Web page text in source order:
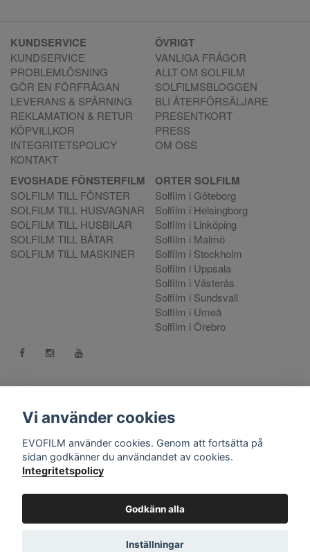
KUNDSERVICE
KUNDSERVICE
PROBLEMLÖSNING
GÖR EN FÖRFRÅGAN
LEVERANS & SPÅRNING
REKLAMATION & RETUR
KÖPVILLKOR
INTEGRITETSPOLICY
KONTAKT
ÖVRIGT
VANLIGA FRÅGOR
ALLT OM SOLFILM
SOLFILMSBLOGGEN
BLI ÅTERFÖRSÄLJARE
PRESENTKORT
PRESS
OM OSS
EVOSHADE FÖNSTERFILM
SOLFILM TILL FÖNSTER
SOLFILM TILL HUSVAGNAR
SOLFILM TILL HUSBILAR
SOLFILM TILL BÅTAR
SOLFILM TILL MASKINER
ORTER SOLFILM
Solfilm i Göteborg
Solfilm i Helsingborg
Solfilm i Linköping
Solfilm i Malmö
Solfilm i Stockholm
Solfilm i Uppsala
Solfilm i Västerås
Solfilm i Sundsvall
Solfilm i Umeå
Solfilm i Örebro
Kontakt:mejla oss. Vill du göra en reklamation använd vår
556808-9659 EVO International AB, Norra Ljunggatan 16, 252
28 Helsingborg.
© Copyright 2026 EVOFILM Sverige. EVOFILM® EVOGEL®
and EVOBRITE® are registered trademarks. All violations of our
intellectual property rights are prosecuted. All other brands,
logos and trademarks belong to their respective owners. All
Vi använder cookies
EVOFILM använder cookies. Genom att fortsätta på
sidan godkänner du användandet av cookies.
Integritetspolicy
Godkänn alla
Inställningar